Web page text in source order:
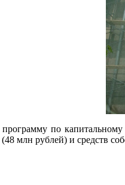
по капитальному
млн рублей) и средств